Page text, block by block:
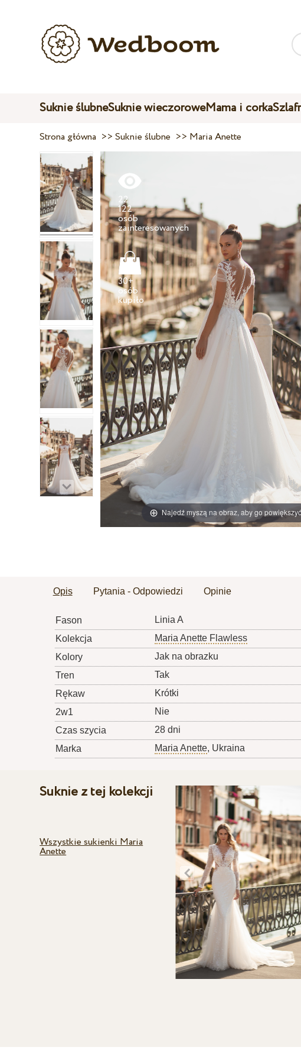
Suknie ślubneSuknie wieczoroweMama i corka
Strona główna >>Suknie ślubne >> Maria Anette
Najedź myszą na obraz, aby go powiększyć
22
122
osób
zainteresowanych
30+
osób
kupiło
Opis Pytania - Odpowiedzi Opinie
Fason
Linia A
Kolekcja
Maria Anette Flawless
Kolory
Jak na obrazku
Tren
Tak
Rękaw
Krótki
2w1
Nie
Czas szycia
28 dni
Marka
Maria Anette, Ukraina
Suknie z tej kolekcji
Wszystkie sukienki Maria
Anette